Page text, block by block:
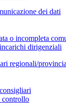
dei dati
o incompleta
dirigenziali
regionali/
controllo